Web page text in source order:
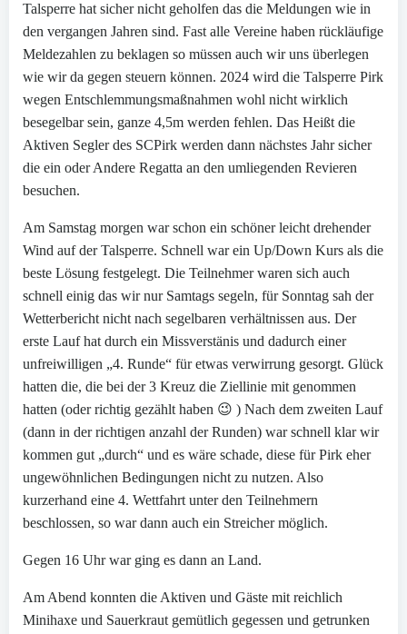
Talsperre hat sicher nicht geholfen das die Meldungen wie in
den vergangen Jahren sind. Fast alle Vereine haben rückläufige
Meldezahlen zu beklagen so müssen auch wir uns überlegen
wie wir da gegen steuern können. 2024 wird die Talsperre Pirk
wegen Entschlemmungsmaßnahmen wohl nicht wirklich
besegelbar sein, ganze 4,5m werden fehlen. Das Heißt die
Aktiven Segler des SCPirk werden dann nächstes Jahr sicher
die ein oder Andere Regatta an den umliegenden Revieren
besuchen.
Am Samstag morgen war schon ein schöner leicht drehender
Wind auf der Talsperre. Schnell war ein Up/Down Kurs als die
beste Lösung festgelegt. Die Teilnehmer waren sich auch
schnell einig das wir nur Samtags segeln, für Sonntag sah der
Wetterbericht nicht nach segelbaren verhältnissen aus. Der
erste Lauf hat durch ein Missverstänis und dadurch einer
unfreiwilligen „4. Runde“ für etwas verwirrung gesorgt. Glück
hatten die, die bei der 3 Kreuz die Ziellinie mit genommen
hatten (oder richtig gezählt haben 😉 ) Nach dem zweiten Lauf
(dann in der richtigen anzahl der Runden) war schnell klar wir
kommen gut „durch“ und es wäre schade, diese für Pirk eher
ungewöhnlichen Bedingungen nicht zu nutzen. Also
kurzerhand eine 4. Wettfahrt unter den Teilnehmern
beschlossen, so war dann auch ein Streicher möglich.
Gegen 16 Uhr war ging es dann an Land.
Am Abend konnten die Aktiven und Gäste mit reichlich
Minihaxe und Sauerkraut gemütlich gegessen und getrunken